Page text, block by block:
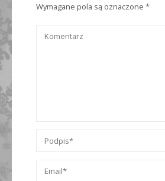
Wymagane pola są oznaczone *